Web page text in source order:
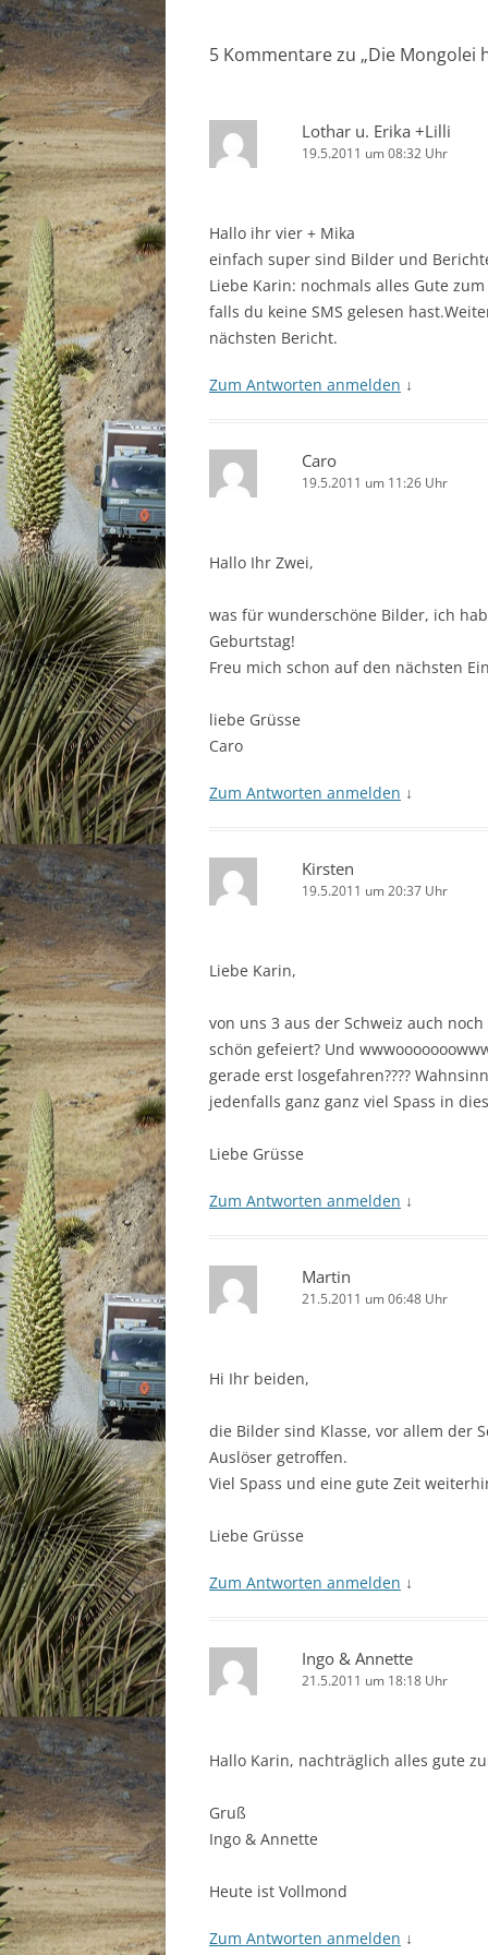
5 Kommentare zu „Die Mongolei
Lothar u. Erika +Lilli
19.5.2011 um 08:32 Uhr
Hallo ihr vier + Mika
einfach super sind Bilder und
Liebe Karin: nochmals alles Gute
falls du keine SMS gelesen
nächsten Bericht.
Zum Antworten anmelden ↓
Caro
19.5.2011 um 11:26 Uhr
Hallo Ihr Zwei,
was für wunderschöne Bilder, ich
Geburtstag!
Freu mich schon auf den nächsten
liebe Grüsse
Caro
Zum Antworten anmelden ↓
Kirsten
19.5.2011 um 20:37 Uhr
Liebe Karin,
von uns 3 aus der Schweiz auch
schön gefeiert? Und
gerade erst losgefahren????
jedenfalls ganz ganz viel Spass in
Liebe Grüsse
Zum Antworten anmelden ↓
Martin
21.5.2011 um 06:48 Uhr
Hi Ihr beiden,
die Bilder sind Klasse, vor allem der
Auslöser getroffen.
Viel Spass und eine gute Zeit
Liebe Grüsse
Zum Antworten anmelden ↓
Ingo & Annette
21.5.2011 um 18:18 Uhr
Hallo Karin, nachträglich alles gute
Gruß
Ingo & Annette
Heute ist Vollmond
Zum Antworten anmelden ↓